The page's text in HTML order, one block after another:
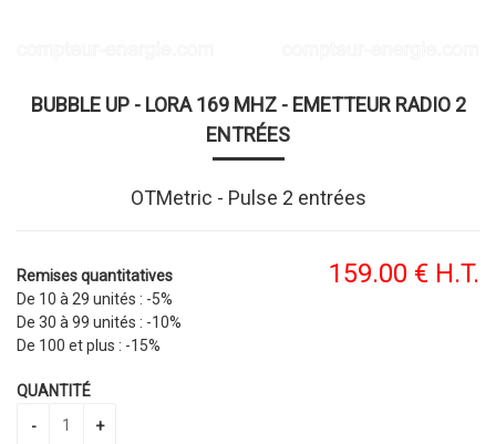
BUBBLE UP - LORA 169 MHZ - EMETTEUR RADIO 2
ENTRÉES
OTMetric - Pulse 2 entrées
159.00 € H.T.
Remises quantitatives
De 10 à 29 unités : -5%
De 30 à 99 unités : -10%
De 100 et plus : -15%
QUANTITÉ